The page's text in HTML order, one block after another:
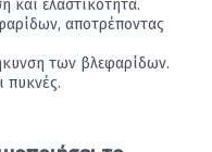
και ελαστικότητα.
αποτρέποντας
των βλεφαρίδων.
πυκνές.